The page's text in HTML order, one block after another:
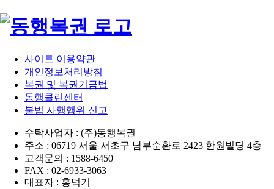
사이트 이용약관
개인정보처리방침
복권 및 복권기금법
동행클린센터
불법 사행행위 신고
수탁사업자 : (주)동행복권
주소 : 06719 서울 서초구 남부순환로 2423 한원빌딩 4층
고객문의 : 1588-6450
FAX : 02-6933-3063
대표자 : 홍덕기